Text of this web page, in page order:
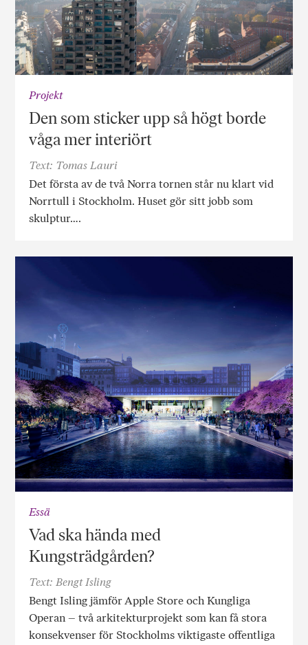
Projekt
Den som sticker upp så högt borde
våga mer interiört
Text: Tomas Lauri
Det första av de två Norra tornen står nu klart vid
Norrtull i Stockholm. Huset gör sitt jobb som
skulptur….
Essä
Vad ska hända med
Kungsträdgården?
Text: Bengt Isling
Bengt Isling jämför Apple Store och Kungliga
Operan – två arkitekturprojekt som kan få stora
konsekvenser för Stockholms viktigaste offentliga